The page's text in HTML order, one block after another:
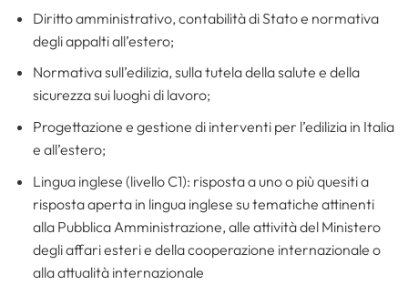
Diritto amministrativo, contabilità di Stato e normativa
degli appalti all’estero;
Normativa sull’edilizia, sulla tutela della salute e della
sicurezza sui luoghi di lavoro;
Progettazione e gestione di interventi per l’edilizia in Italia
e all’estero;
Lingua inglese (livello C1): risposta a uno o più quesiti a
risposta aperta in lingua inglese su tematiche attinenti
alla Pubblica Amministrazione, alle attività del Ministero
degli affari esteri e della cooperazione internazionale o
alla attualità internazionale